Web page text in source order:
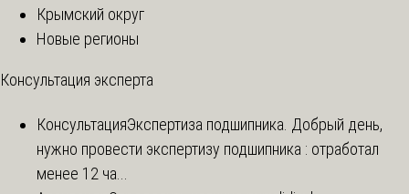
Крымский округ
Новые регионы
Консультация эксперта
КонсультацияЭкспертиза подшипника. Добрый день,
нужно провести экспертизу подшипника : отработал
менее 12 ча...